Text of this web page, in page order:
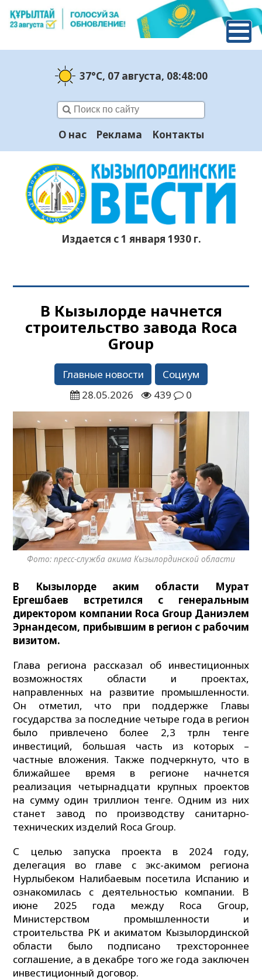
37°C, 07 августа, 08:48:00
О нас Реклама Контакты
Издается с 1 января 1930 г.
В Кызылорде начнется
строительство завода Roca
Group
Главные новости
Социум
28.05.2026
439 0
Фото: пресс-служба акима Кызылординской области
В Кызылорде аким области Мурат
Ергешбаев встретился с генеральным
директором компании Roca Group Даниэлем
Эрнандесом, прибывшим в регион с рабочим
визитом.
Глава региона рассказал об инвестиционных
возможностях области и проектах,
направленных на развитие промышленности.
Он отметил, что при поддержке Главы
государства за последние четыре года в регион
было привлечено более 2,3 трлн тенге
инвестиций, большая часть из которых –
частные вложения. Также подчеркнуто, что в
ближайшее время в регионе начнется
реализация четырнадцати крупных проектов
на сумму один триллион тенге. Одним из них
станет завод по производству санитарно-
технических изделий Roca Group.
С целью запуска проекта в 2024 году,
делегация во главе с экс-акимом региона
Нурлыбеком Налибаевым посетила Испанию и
ознакомилась с деятельностью компании. В
июне 2025 года между Roca Group,
Министерством промышленности и
строительства РК и акиматом Кызылординской
области было подписано трехстороннее
соглашение, а в декабре того же года заключен
инвестиционный договор.